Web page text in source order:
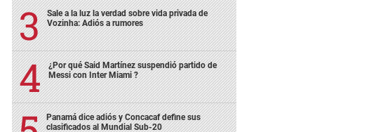
Sale a la luz la verdad sobre vida privada de
Vozinha: Adiós a rumores
¿Por qué Said Martínez suspendió partido de
Messi con Inter Miami ?
Panamá dice adiós y Concacaf define sus
clasificados al Mundial Sub-20